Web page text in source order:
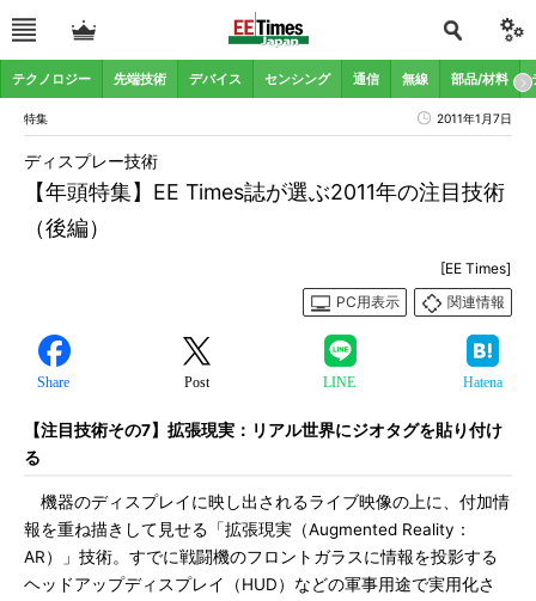
テクノロジー 先端技術 デバイス センシング 通信 無線 部品/材料
特集 2011年1月7日
【年頭特集】EE Times誌が選ぶ2011年の注目技術
（後編）
ディスプレー技術
[EE Times]
PC用表示
関連情報
Share Post LINE Hatena
【注目技術その7】拡張現実：リアル世界にジオタグを貼り付け
る
機器のディスプレイに映し出されるライブ映像の上に、付加情
報を重ね描きして見せる「拡張現実（Augmented Reality：
AR）」技術。すでに戦闘機のフロントガラスに情報を投影する
ヘッドアップディスプレイ（HUD）などの軍事用途で実用化さ